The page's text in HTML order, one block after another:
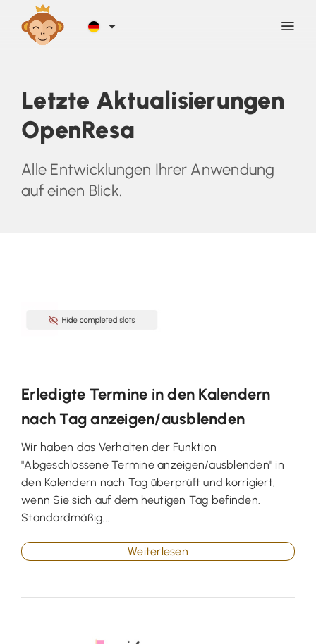
Blog
Hilfe
Letzte Aktualisierungen
OpenResa
Alle Entwicklungen Ihrer Anwendung
auf einen Blick.
Erledigte Termine in den Kalendern
nach Tag anzeigen/ausblenden
Wir haben das Verhalten der Funktion
"Abgeschlossene Termine anzeigen/ausblenden" in
den Kalendern nach Tag überprüft und korrigiert,
wenn Sie sich auf dem heutigen Tag befinden.
Standardmäßig...
Weiterlesen